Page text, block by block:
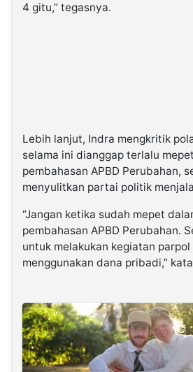
4 gitu,” tegasnya.
Lebih lanjut, Indra mengkritik
selama ini dianggap terlalu
pembahasan APBD Perubahan,
menyulitkan partai politik
“Jangan ketika sudah mepet
pembahasan APBD Perubahan.
untuk melakukan kegiatan
menggunakan dana pribadi,”